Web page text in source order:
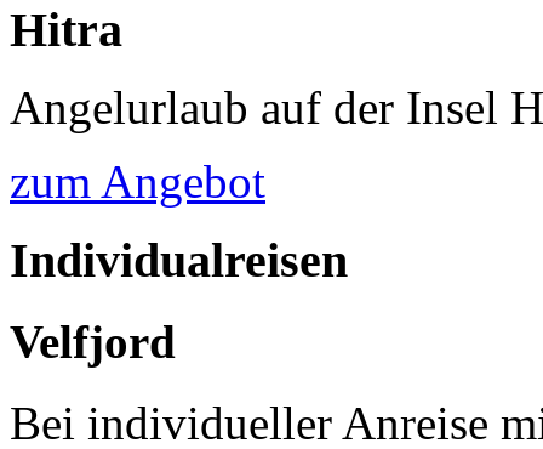
Hitra
Angelurlaub auf der Insel
zum Angebot
Individualreisen
Velfjord
Bei individueller Anreise